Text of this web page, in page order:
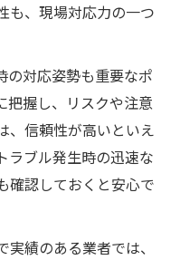
も、現場対応力の一つ
の対応姿勢も重要なポ
把握し、リスクや注意
、信頼性が高いといえ
ラブル発生時の迅速な
確認しておくと安心で
績のある業者では、